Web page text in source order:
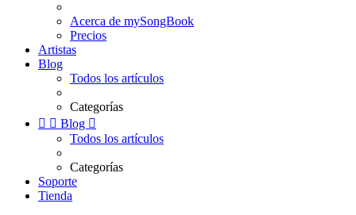
Acerca de mySongBook
Precios
Artistas
Blog
Todos los artículos
Categorías
  Blog 
Todos los artículos
Categorías
Soporte
Tienda